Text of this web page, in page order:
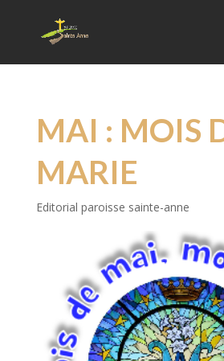
MAI : MOIS
MARIE
Editorial paroisse sainte-anne